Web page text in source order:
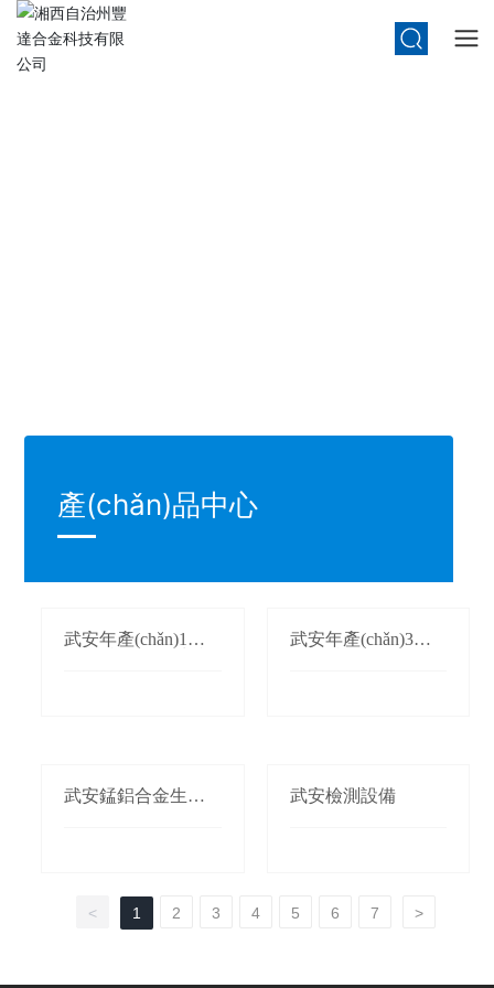
產(chǎn)品中心
武安年產(chǎn)1萬
武安年產(chǎn)3萬
武安錳鋁合金生產(c
武安檢測設備
< 1 2 3 4 5 6 7 >